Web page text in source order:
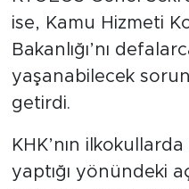
ise, Kamu Hizmeti
Bakanlığı’nı
yaşanabilecek
getirdi.
KHK’nın
yaptığı yönündeki